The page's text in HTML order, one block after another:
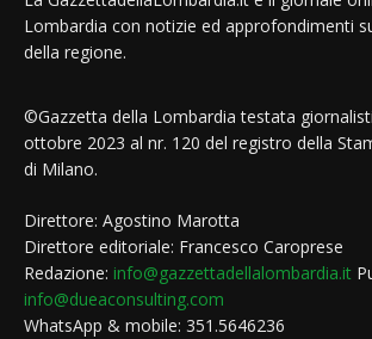
Lombardia con notizie ed approfondimenti
della regione.
©Gazzetta della Lombardia testata
ottobre 2023 al nr. 120 del registro della
di Milano.
Direttore: Agostino Marotta
Direttore editoriale: Francesco Caroprese
Redazione: info@gazzettadellalombardia.it
info@dueaconsulting.com
WhatsApp & mobile: 351.5646236